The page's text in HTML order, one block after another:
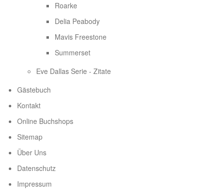
Roarke
Delia Peabody
Mavis Freestone
Summerset
Eve Dallas Serie - Zitate
Gästebuch
Kontakt
Online Buchshops
Sitemap
Über Uns
Datenschutz
Impressum